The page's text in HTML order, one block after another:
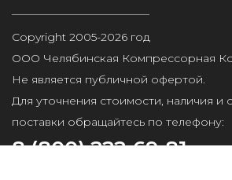
Copyright 2005-2026 год
ООО Челябинская Компрессорная
Не является публичной офертой.
Для уточнения стоимости, наличия и
поставки обращайтесь по телефону:
8 (800) 222-69-81